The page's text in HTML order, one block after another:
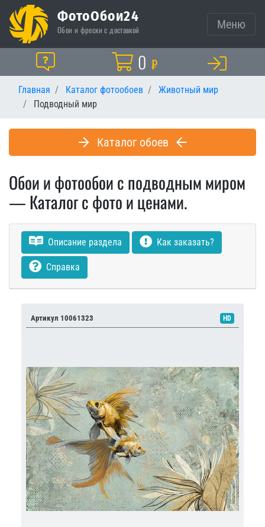
ФотоОбои24
Обои и фрески с доставкой Меню
Помощь Корзина
0 ₽
Главная Каталог фотообоев
Животный мир
Подводный мир
Каталог обоев
Обои и фотообои с подводным миром
— Каталог с фото и ценами.
Описание раздела Как заказать?
Справка
Артикул 10061323 HD